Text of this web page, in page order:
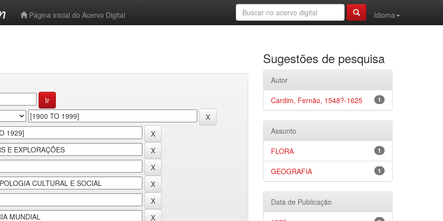
Página inicial do Acervo Digital
Idioma
Sugestões de pesquisa
Autor
1
Cardim, Fernão, 1548?-1625
Assunto
1
FLORA
1
GEOGRAFIA
Data de Publicação